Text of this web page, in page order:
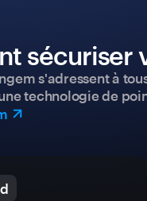
sécuriser
s'adressent à
technologie de